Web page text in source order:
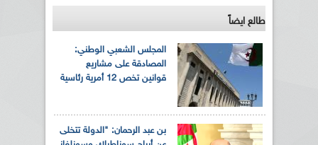
طالع ايضاً
المجلس الشعبي الوطني:
المصادقة على مشاريع
قوانين تخص 12 أمرية رئاسية
بن عبد الرحمان: "الدولة تتخلى